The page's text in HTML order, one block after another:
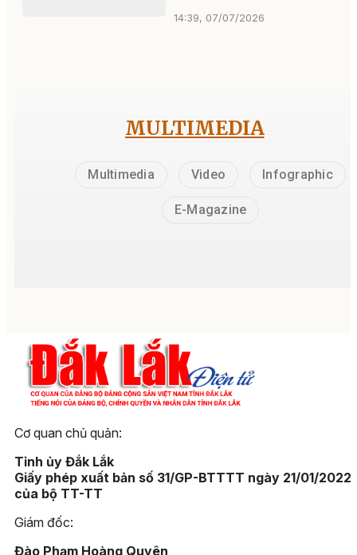
14:39, 07/07/2026
MULTIMEDIA
Multimedia Video Infographic
E-Magazine
Cơ quan chủ quản:
Tỉnh ủy Đắk Lắk
Giấy phép xuất bản số 31/GP-BTTTT ngày 21/01/2022
của bộ TT-TT
Giám đốc:
Đào Phạm Hoàng Quyên